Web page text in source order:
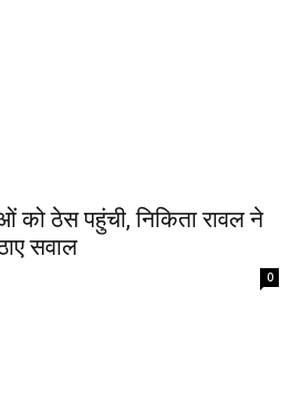
को ठेस पहुंची, निकिता रावल ने
सवाल
0